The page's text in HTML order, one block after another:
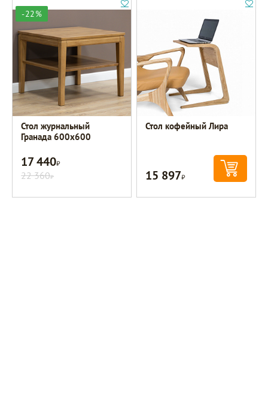
-22%
Стол журнальный
Гранада 600х600
17 440Р
22 360Р
Стол кофейный Лира
15 897Р